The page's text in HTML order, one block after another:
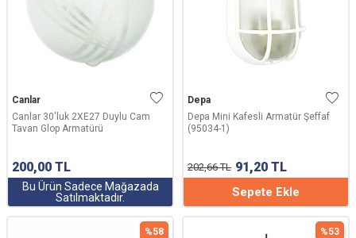
Canlar
Canlar 30'luk 2XE27 Duylu Cam
Tavan Glop Armatürü
200,00 TL
Bu Ürün Sadece Mağazada
Satılmaktadır.
Depa
Depa Mini Kafesli Armatür Şeffaf
(95034-1)
202,66TL 91,20 TL
Sepete Ekle
%58 %53